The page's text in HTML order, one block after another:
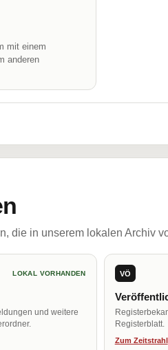
mit einem
anderen
die in unserem lokalen Archiv
LOKAL VORHANDEN
und weitere
VÖ
Registerblatt.
Zum Zeitstrahl